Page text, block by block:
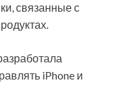
связанные с
iPhone и